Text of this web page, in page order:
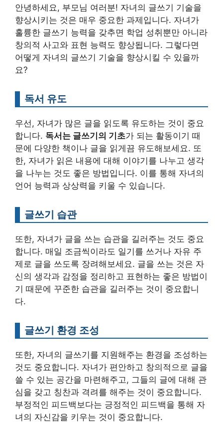
안녕하세요, 부모님 여러분! 자녀의 글쓰기 기술을
향상시키는 것은 매우 중요한 과제입니다. 자녀가
훌륭한 글쓰기 능력을 갖추면 학업 성취뿐만 아니라
창의적 사고와 표현 능력도 향상됩니다. 그렇다면
어떻게 자녀의 글쓰기 기술을 향상시킬 수 있을까
요?
독서 유도
우선, 자녀가 많은 글을 읽도록 유도하는 것이 중요
합니다. 독서는 글쓰기의 기초가 되는 활동이기 때
문에 다양한 책이나 글을 읽게끔 유도해보세요. 또
한, 자녀가 읽은 내용에 대해 이야기를 나누고 생각
을 나누는 것도 좋은 방법입니다. 이를 통해 자녀의
언어 능력과 상상력을 키울 수 있습니다.
글쓰기 습관
또한, 자녀가 글을 쓰는 습관을 길러주는 것도 중요
합니다. 매일 조금씩이라도 일기를 쓰거나 자유 주
제로 글을 쓰도록 장려해보세요. 글을 쓰는 것은 자
신의 생각과 감정을 정리하고 표현하는 좋은 방법이
기 때문에 꾸준한 습관을 길러주는 것이 중요합니
다.
글쓰기 환경 조성
또한, 자녀의 글쓰기를 지원해주는 환경을 조성하는
것도 중요합니다. 자녀가 편안하고 창의적으로 글을
쓸 수 있는 공간을 마련해주고, 그들의 글에 대해 관
심을 갖고 칭찬과 격려를 해주는 것이 중요합니다.
부정적인 피드백보다는 긍정적인 피드백을 통해 자
녀의 자신감을 키우는 것이 중요합니다.